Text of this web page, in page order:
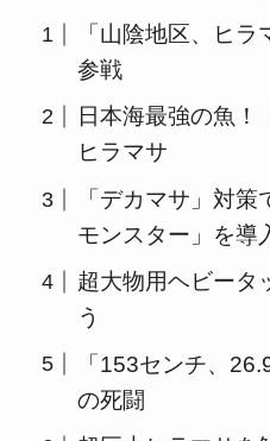
「山陰地区、ヒ
参戦
日本海最強の魚！
ヒラマサ
「デカマサ」対
モンスター」を導
超大物用ヘビータ
う
「153センチ、
の死闘